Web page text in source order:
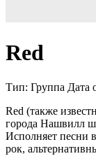
Red
Тип: Группа Дата
Red (также
города Нашвилл
Исполняет песни
рок,